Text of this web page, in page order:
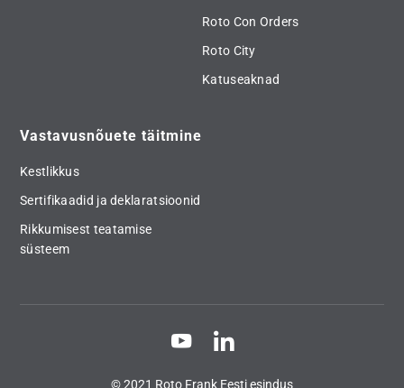
Roto Con Orders
Roto City
Katuseaknad
Vastavusnõuete täitmine
Kestlikkus
Sertifikaadid ja deklaratsioonid
Rikkumisest teatamise
süsteem
© 2021 Roto Frank Eesti esindus